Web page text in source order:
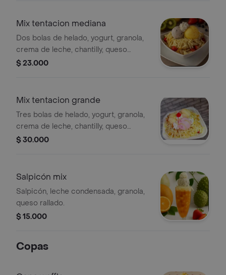
Mix tentacion mediana
Dos bolas de helado, yogurt, granola,
crema de leche, chantilly, queso
rayado, papaya, sandía, mango, fresa,
$ 23.000
Mix tentacion grande
Tres bolas de helado, yogurt, granola,
crema de leche, chantilly, queso
rayado, papaya, sandía, mango, fresa,
$ 30.000
Salpicón mix
Salpicón, leche condensada, granola,
queso rallado.
$ 15.000
Copas